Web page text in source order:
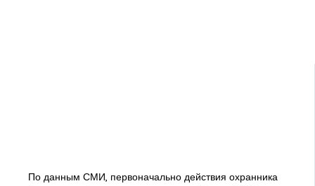
По данным СМИ, первоначально действия охранника